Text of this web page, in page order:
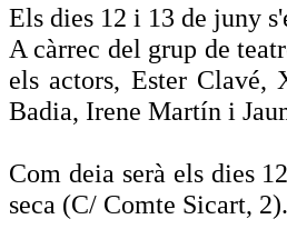
Els dies 12 i 13 de juny
A càrrec del grup de
els actors, Ester Clavé,
Badia, Irene Martín i
Com deia serà els dies
seca (C/ Comte Sicart, 2).